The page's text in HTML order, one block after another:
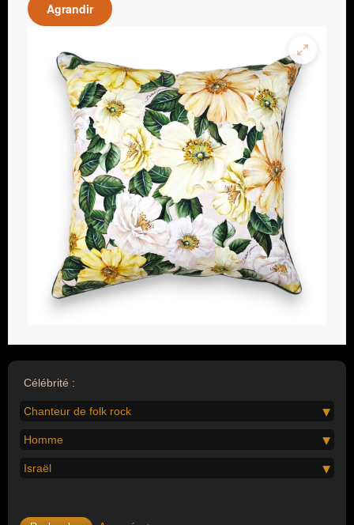
Agrandir
Célébrité :
Chanteur de folk rock
Homme
Israël